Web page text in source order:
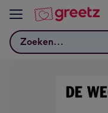
Bekijk meer
Zoeken